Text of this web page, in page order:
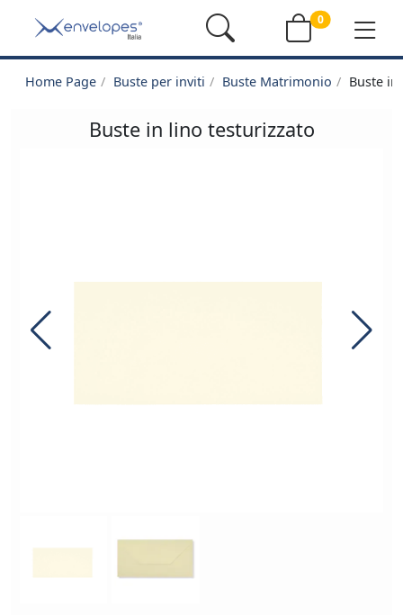
0
Home Page Buste per inviti Buste Matrimonio Buste
Buste in lino testurizzato